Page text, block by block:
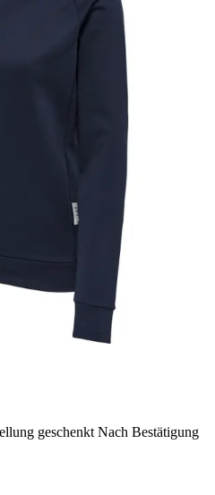
geschenkt Nach Bestätigung